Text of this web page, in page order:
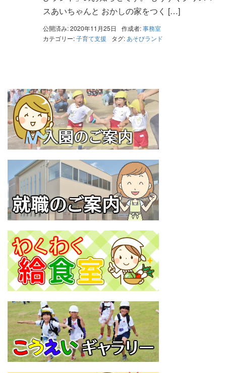
スあいちゃんと おかしの家をつく […]
公開済み: 2020年11月25日 作成者:事務室
カテゴリー:子育て支援 タグ: あそびランド